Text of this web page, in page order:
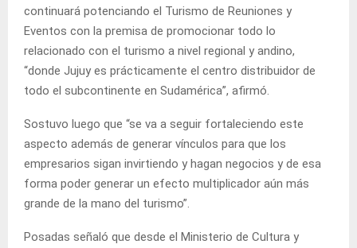
continuará potenciando el Turismo de Reuniones y
Eventos con la premisa de promocionar todo lo
relacionado con el turismo a nivel regional y andino,
“donde Jujuy es prácticamente el centro distribuidor de
todo el subcontinente en Sudamérica”, afirmó.
Sostuvo luego que “se va a seguir fortaleciendo este
aspecto además de generar vínculos para que los
empresarios sigan invirtiendo y hagan negocios y de esa
forma poder generar un efecto multiplicador aún más
grande de la mano del turismo”.
Posadas señaló que desde el Ministerio de Cultura y